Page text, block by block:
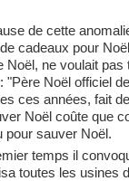
de cette
cadeaux pour
Noël, ne voulait pas
"Père Noël officiel
ces années, fait
Noël coûte que
pour sauver Noël.
temps il
toutes les usines